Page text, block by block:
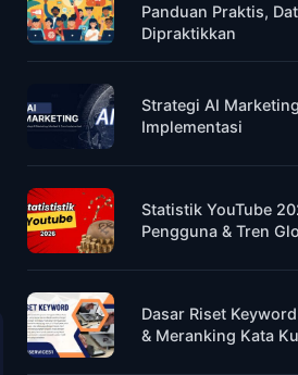
Panduan Praktis,
Dipraktikkan
Strategi AI
Implementasi
Statistik YouTube
Pengguna & Tren
Dasar Riset
& Meranking Kata